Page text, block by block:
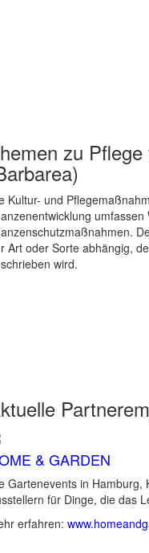
zu
Kultur- und
Art oder Sorte abhängig,
wird.
& GARDEN
Gartenevents in Hamburg,
für Dinge, die das
erfahren: